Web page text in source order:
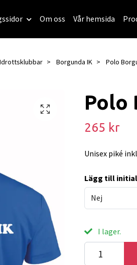
Om oss Vår hemsida
Idrottsklubbar Borgunda IK Polo
Polo
265 kr
Unisex piké
Lägg till
Nej
I lager.